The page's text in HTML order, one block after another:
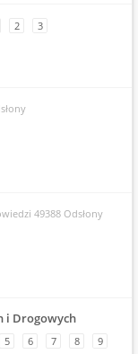
2 3
49388 Odsłony
i Drogowych
5 6 7 8 9